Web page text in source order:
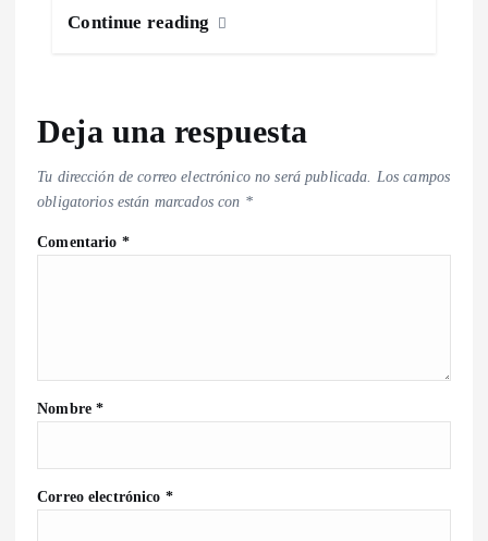
Continue reading
Deja una respuesta
Tu dirección de correo electrónico no será publicada.
Los campos
obligatorios están marcados con *
Comentario *
Nombre*
Correo electrónico *